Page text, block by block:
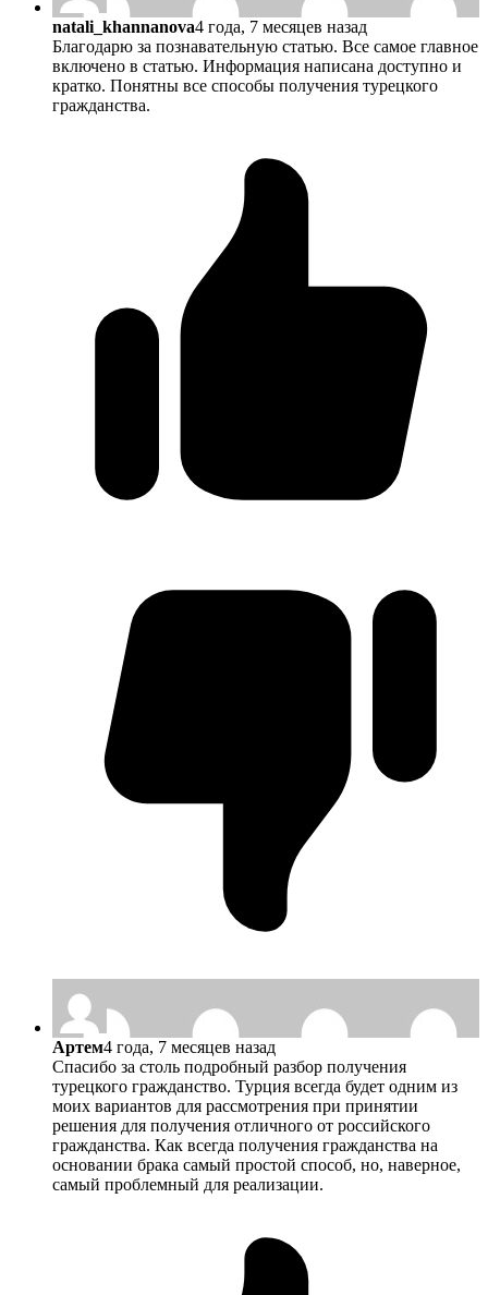
natali_khannanova4 года, 7 месяцев назад
Благодарю за познавательную статью. Все самое главное
включено в статью. Информация написана доступно и
кратко. Понятны все способы получения турецкого
гражданства.
Артем4 года, 7 месяцев назад
Спасибо за столь подробный разбор получения
турецкого гражданство. Турция всегда будет одним из
моих вариантов для рассмотрения при принятии
решения для получения отличного от российского
гражданства. Как всегда получения гражданства на
основании брака самый простой способ, но, наверное,
самый проблемный для реализации.